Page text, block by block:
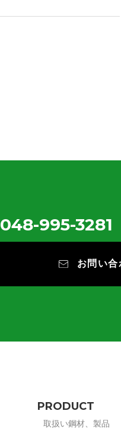
048-995-3281
お問い合
PRODUCT
取扱い鋼材、製品